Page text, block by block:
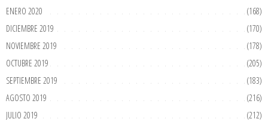
ENERO 2020
(168)
DICIEMBRE 2019
(170)
NOVIEMBRE 2019
(178)
OCTUBRE 2019
(205)
SEPTIEMBRE 2019
(183)
AGOSTO 2019
(216)
JULIO 2019
(212)